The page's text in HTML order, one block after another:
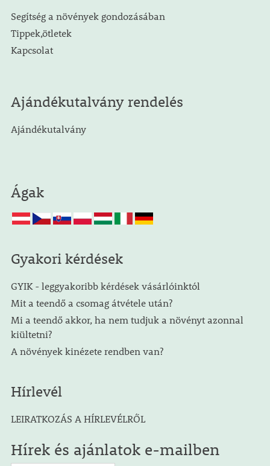
Segítség a növények gondozásában
Tippek,ötletek
Kapcsolat
Ajándékutalvány rendelés
Ajándékutalvány
Ágak
Gyakori kérdések
GYIK - leggyakoribb kérdések vásárlóinktól
Mit a teendő a csomag átvétele után?
Mi a teendő akkor, ha nem tudjuk a növényt azonnal
kiültetni?
A növények kinézete rendben van?
Hírlevél
LEIRATKOZÁS A HÍRLEVÉLRŐL
Hírek és ajánlatok e-mailben